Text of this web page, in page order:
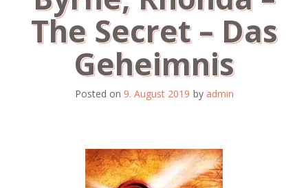
The Secret – Das
Geheimnis
Posted on 9. August 2019 by admin